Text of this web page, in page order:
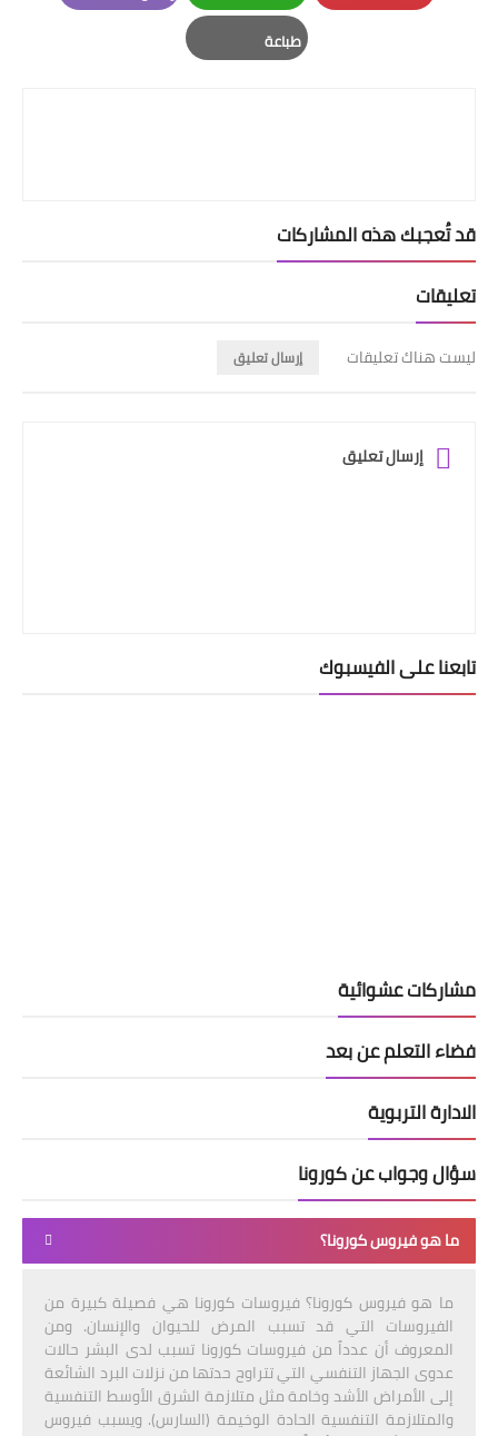
Whatsapp
طباعة
قد تُعجبك هذه المشاركات
تعليقات
ليست هناك تعليقات إرسال تعليق
إرسال تعليق
تابعنا على الفيسبوك
مشاركات عشوائية
فضاء التعلم عن بعد
الادارة التربوية
سؤال وجواب عن كورونا
ما هو فيروس كورونا؟
ما هو فيروس كورونا؟ فيروسات كورونا هي فصيلة كبيرة من
الفيروسات التي قد تسبب المرض للحيوان والإنسان. ومن
المعروف أن عدداً من فيروسات كورونا تسبب لدى البشر حالات
عدوى الجهاز التنفسي التي تتراوح حدتها من نزلات البرد الشائعة
إلى الأمراض الأشد وخامة مثل متلازمة الشرق الأوسط التنفسية
والمتلازمة التنفسية الحادة الوخيمة (السارس). ويسبب فيروس